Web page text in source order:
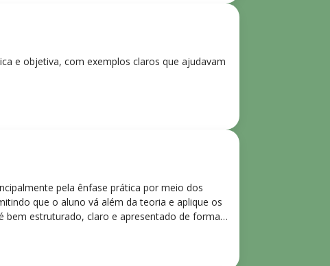
e objetiva, com exemplos claros que ajudavam
pela ênfase prática por meio dos
que o aluno vá além da teoria e aplique os
bem estruturado, claro e apresentado de forma